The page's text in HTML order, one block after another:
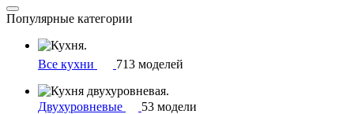
Популярные категории
Все кухни 713 моделей
Двухуровневые 53 модели